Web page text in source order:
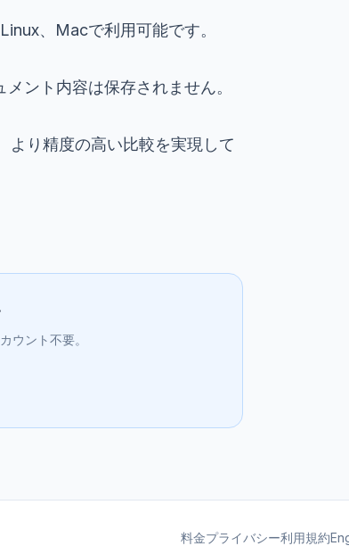
、Macで利用可能です。
ント内容は保存されません。
り精度の高い比較を実現して
ウント不要。
料金プライバシー利用規約